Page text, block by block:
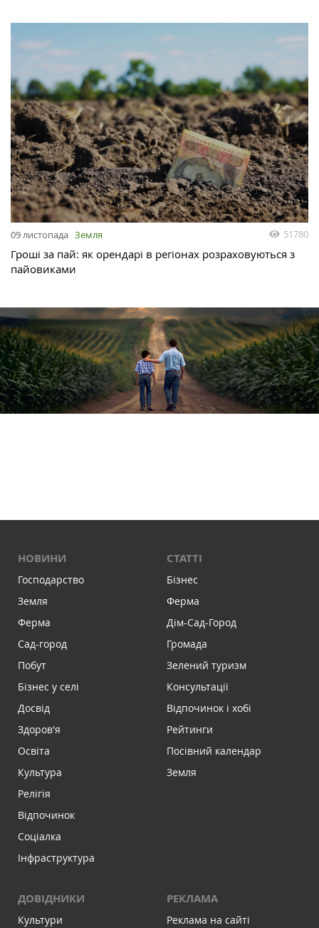
09 листопада Земля 51780
Гроші за пай: як орендарі в регіонах розраховуються з
пайовиками
НОВИНИ
Господарство
Земля
Ферма
Сад-город
Побут
Бізнес у селі
Досвід
Здоров'я
Освіта
Культура
Релігія
Відпочинок
Соціалка
Інфраструктура
СТАТТІ
Бізнес
Ферма
Дім-Сад-Город
Громада
Зелений туризм
Консультації
Відпочинок і хобі
Рейтинги
Посівний календар
Земля
ДОВІДНИКИ
Культури
РЕКЛАМА
Реклама на сайті